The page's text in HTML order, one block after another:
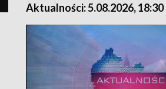
Aktualności: 5.08.2026, 18:30